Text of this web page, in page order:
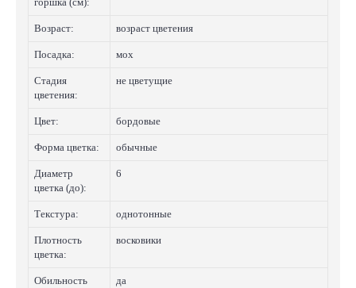
Возраст: возраст цветения
Посадка: мох
Стадия
цветения:
не цветущие
Цвет: бордовые
Форма цветка: обычные
Диаметр
цветка (до):
6
Текстура: однотонные
Плотность
цветка:
восковики
Обильность
да